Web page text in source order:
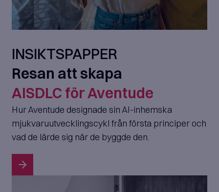
INSIKTSPAPPER
Resan att skapa
AISDLC för Aventude
Hur Aventude designade sin AI-inhemska
mjukvaruutvecklingscykl från första principer och
vad de lärde sig när de byggde den.